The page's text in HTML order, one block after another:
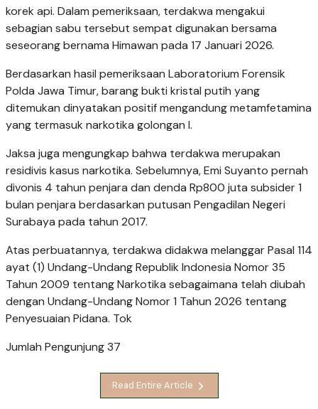
korek api. Dalam pemeriksaan, terdakwa mengakui
sebagian sabu tersebut sempat digunakan bersama
seseorang bernama Himawan pada 17 Januari 2026.
Berdasarkan hasil pemeriksaan Laboratorium Forensik
Polda Jawa Timur, barang bukti kristal putih yang
ditemukan dinyatakan positif mengandung metamfetamina
yang termasuk narkotika golongan I.
Jaksa juga mengungkap bahwa terdakwa merupakan
residivis kasus narkotika. Sebelumnya, Emi Suyanto pernah
divonis 4 tahun penjara dan denda Rp800 juta subsider 1
bulan penjara berdasarkan putusan Pengadilan Negeri
Surabaya pada tahun 2017.
Atas perbuatannya, terdakwa didakwa melanggar Pasal 114
ayat (1) Undang-Undang Republik Indonesia Nomor 35
Tahun 2009 tentang Narkotika sebagaimana telah diubah
dengan Undang-Undang Nomor 1 Tahun 2026 tentang
Penyesuaian Pidana. Tok
Jumlah Pengunjung37
Read Entire Article